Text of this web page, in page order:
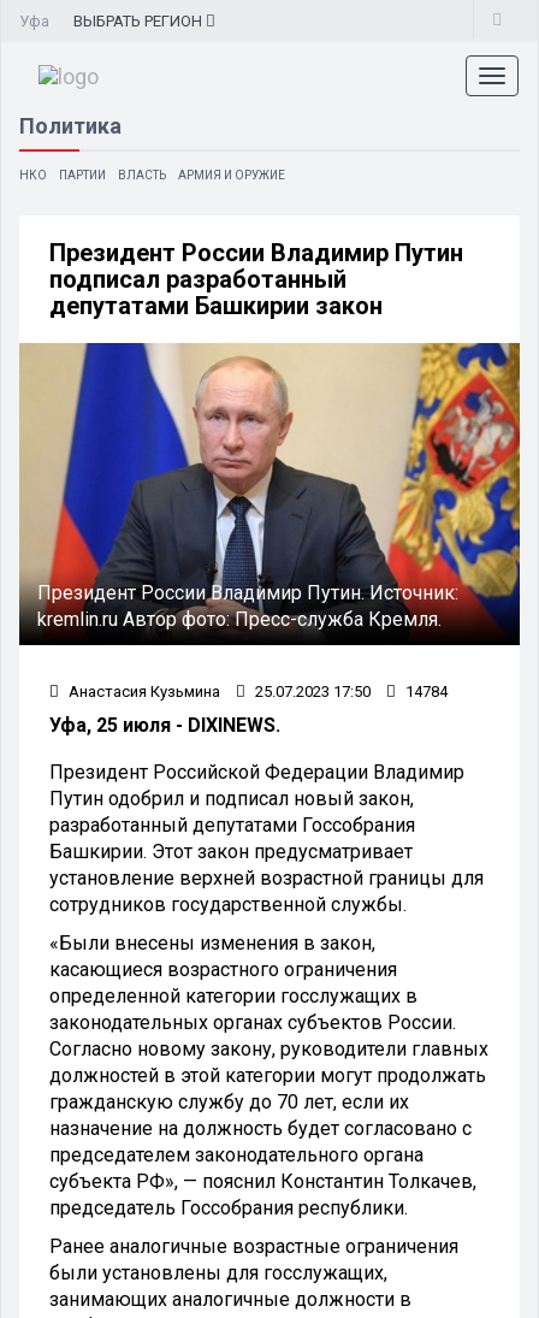
Уфа ВЫБРАТЬ РЕГИОН
Политика
НКО ПАРТИИ ВЛАСТЬ АРМИЯ И ОРУЖИЕ
Президент России Владимир Путин
подписал разработанный
депутатами Башкирии закон
Президент России Владимир Путин.Источник:
kremlin.ru Автор фото:Пресс-служба Кремля.
Анастасия Кузьмина 25.07.2023 17:50 14784
Уфа, 25 июля - DIXINEWS.
Президент Российской Федерации Владимир
Путин одобрил и подписал новый закон,
разработанный депутатами Госсобрания
Башкирии. Этот закон предусматривает
установление верхней возрастной границы для
сотрудников государственной службы.
«Были внесены изменения в закон,
касающиеся возрастного ограничения
определенной категории госслужащих в
законодательных органах субъектов России.
Согласно новому закону, руководители главных
должностей в этой категории могут продолжать
гражданскую службу до 70 лет, если их
назначение на должность будет согласовано с
председателем законодательного органа
субъекта РФ», — пояснил Константин Толкачев,
председатель Госсобрания республики.
Ранее аналогичные возрастные ограничения
были установлены для госслужащих,
занимающих аналогичные должности в